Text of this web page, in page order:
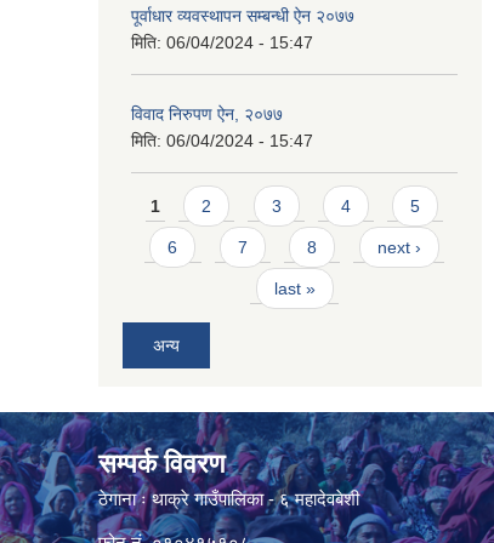
पूर्वाधार व्यवस्थापन सम्बन्धी ऐन २०७७
मिति: 06/04/2024 - 15:47
विवाद निरुपण ऐन, २०७७
मिति: 06/04/2024 - 15:47
Pages
1 2 3 4 5
6 7 8 next ›
last »
अन्य
सम्पर्क विवरण
ठेगाना ः थाक्रे गाउँपालिका - ६ महादेवबेशी